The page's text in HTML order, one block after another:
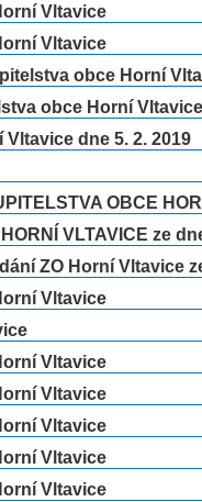
Vltavice
Vltavice
obce Horní
obce Horní Vltavice
dne 5. 2. 2019
OBCE
VLTAVICE ze
ZO Horní Vltavice
Vltavice
Vltavice
Vltavice
Vltavice
Vltavice
Vltavice